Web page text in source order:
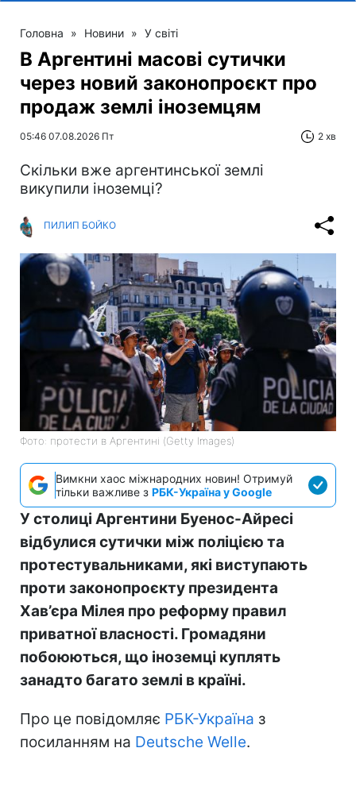
Головна » Новини » У світі
В Аргентині масові сутички
через новий законопроєкт про
продаж землі іноземцям
05:46 07.08.2026 Пт 2 хв
Скільки вже аргентинської землі
викупили іноземці?
ПИЛИП БОЙКО
Фото: протести в Аргентині (Getty Images)
Вимкни хаос міжнародних новин! Отримуй
тільки важливе з РБК-Україна у Google
У столиці Аргентини Буенос-Айресі
відбулися сутички між поліцією та
протестувальниками, які виступають
проти законопроєкту президента
Хав’єра Мілея про реформу правил
приватної власності. Громадяни
побоюються, що іноземці куплять
занадто багато землі в країні.
Про це повідомляє РБК-Україна з
посиланням на Deutsche Welle.